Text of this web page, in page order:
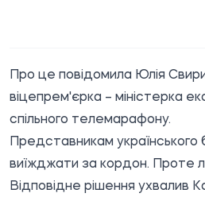
Про це повідомила Юлія
віцепрем'єрка – міністерка
спільного телемарафону.
Представникам українського
виїжджати за кордон. Проте
Відповідне рішення ухвалив